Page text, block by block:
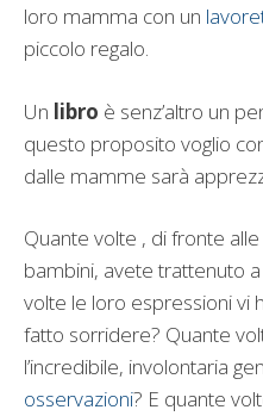
loro mamma con un
piccolo regalo.
Un libro è senz’altro un
questo proposito voglio
dalle mamme sarà
Quante volte , di fronte alle
bambini, avete trattenuto
volte le loro espressioni vi
fatto sorridere? Quante
l’incredibile, involontaria
osservazioni? E quante